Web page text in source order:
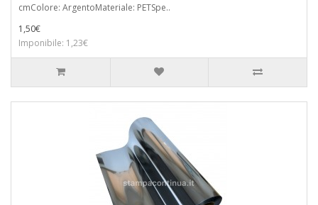
cmColore: ArgentoMateriale: PETSpe..
1,50€
Imponibile: 1,23€